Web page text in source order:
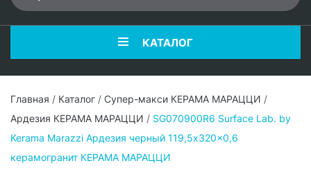
КАТАЛОГ
Главная / Каталог / Супер-макси КЕРАМА МАРАЦЦИ /
Ардезия КЕРАМА МАРАЦЦИ / SG070900R6 Surface Lab. by
Kerama Marazzi Ардезия черный 119,5x320x0,6
керамогранит КЕРАМА МАРАЦЦИ